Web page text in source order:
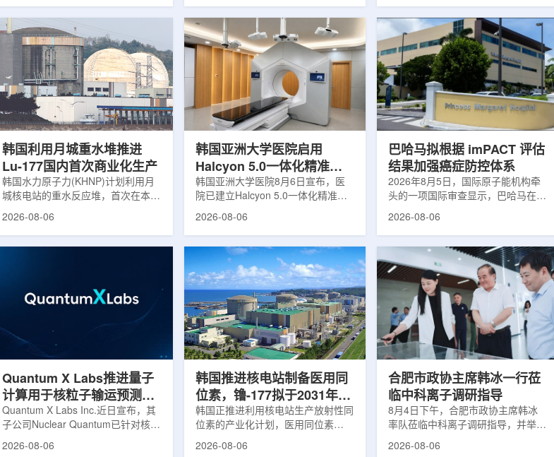
治疗系统的重要突破。本例受试者为
肺癌患者。试验所用的超导质子治疗
系统，搭载中科离子自主研发的
SC240超导回旋加速器，具有超大照
射野、360°全周束流配送能力。治
疗全程依托多模融合4D图像引导精
准定位，能实现动态适配、精准治
疗。设备运行平稳低噪，治疗控制软
粮食和健康等领域。在健康领域，
BRIN正在开发用于核医学的放射性
药物。这类药物含有放射性物质，可
用于癌症诊断和治疗。阿里夫表示，
放射性药物研发对癌症识别和治疗具
有重要意义。在食品领域，BRIN将
核技术用于食品保鲜，重点包括出口
水果的辐照处理。阿里夫介绍，一些
该方法可结合现有临床PET显像剂使
用，有望为核医学影像提供观察组织
微环境的新手段。利用正电子-3光子
衰变的下一代核医学成像概念图目前
临床PET扫描主要利用正电子双光子
湮灭过程显示药物在体内的分布和积
累情况，但对组织缺氧等与疾病恶性
程度相关的微环境信息捕捉有限。...
韩国利用月城重水堆推进
Lu-177国内首次商业化生产
韩国水力原子力(KHNP)计划利用月
城核电站的重水反应堆，首次在本土
生产用于癌症治疗的放射性同位素
元化的供应链并缩短运输时间。此次
计划的首要目标是实现镥-177的商业
化生产，预计在2028年进行试生
产，并在2031年开始全面量产。之
后，韩国水力原子力还将扩大生产范
2026-08-06
韩国亚洲大学医院启用
Halcyon 5.0一体化精准放
射治疗方案
韩国亚洲大学医院8月6日宣布，医
院已建立Halcyon 5.0一体化精准放
射治疗解决方案，并开始全面用于患
实时运动管理整合到同一治疗流程
中，用于提升图像引导放射治疗的精
准度和安全性。此次实施方案以
Halcyon系统软件5.0版本为基础，集
成高分辨率锥形束CT成像系统
HyperSight、六自由度患者定位台
Dynamic Couch，以及表面引导放
射治疗系统IDENTIFY。亚洲大学医
2026-08-06
巴哈马拟根据 imPACT 评估
结果加强癌症防控体系
2026年8月5日，国际原子能机构牵
头的一项国际审查显示，巴哈马在加
强癌症治疗服务方面具备进一步提升
治疗效果提出了路线图。巴哈马拿骚
玛格丽特公主医院(图片：Pelow
Media/Adobe Stock)这项 imPACT
评估由国际原子能机构、世界卫生组
织/泛美卫生组织和国际癌症研究机
构共同开展，应巴哈马卫生与健康部
请求进行，重点评估该国癌症防控能
力和实际需求。6月9日至11日，专
2026-08-06
Quantum X Labs推进量子
计算用于核粒子输运预测模
拟
Quantum X Labs Inc.近日宣布，其
子公司Nuclear Quantum已针对核工
业计算模拟中的一项瓶颈提出新方
2026-08-06
韩国推进核电站制备医用同
位素，镥-177拟于2031年商
业化生产
韩国正推进利用核电站生产放射性同
位素的产业化计划，医用同位素
镥-177(Lu-177)被列为首个商业化目
2026-08-06
合肥市政协主席韩冰一行莅
临中科离子调研指导
8月4日下午，合肥市政协主席韩冰
率队莅临中科离子调研指导，并举行
座谈交流。市人大常委会副主任雍凤
2026-08-06